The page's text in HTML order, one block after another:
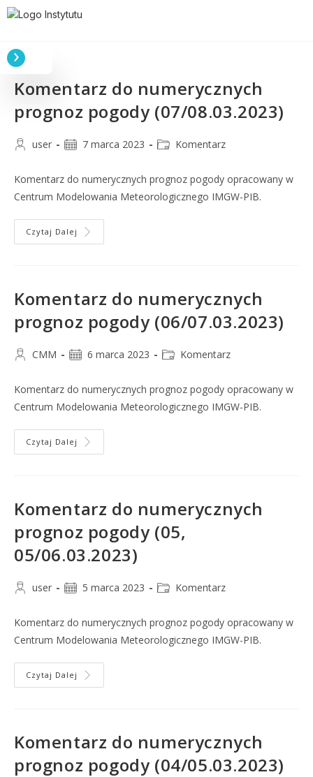
Komentarz do numerycznych
prognoz pogody (07/08.03.2023)
user 7 marca 2023 Komentarz
Komentarz do numerycznych prognoz pogody opracowany w
Centrum Modelowania Meteorologicznego IMGW-PIB.
Czytaj Dalej
Komentarz do numerycznych
prognoz pogody (06/07.03.2023)
CMM 6 marca 2023 Komentarz
Komentarz do numerycznych prognoz pogody opracowany w
Centrum Modelowania Meteorologicznego IMGW-PIB.
Czytaj Dalej
Komentarz do numerycznych
prognoz pogody (05,
05/06.03.2023)
user 5 marca 2023 Komentarz
Komentarz do numerycznych prognoz pogody opracowany w
Centrum Modelowania Meteorologicznego IMGW-PIB.
Czytaj Dalej
Komentarz do numerycznych
prognoz pogody (04/05.03.2023)